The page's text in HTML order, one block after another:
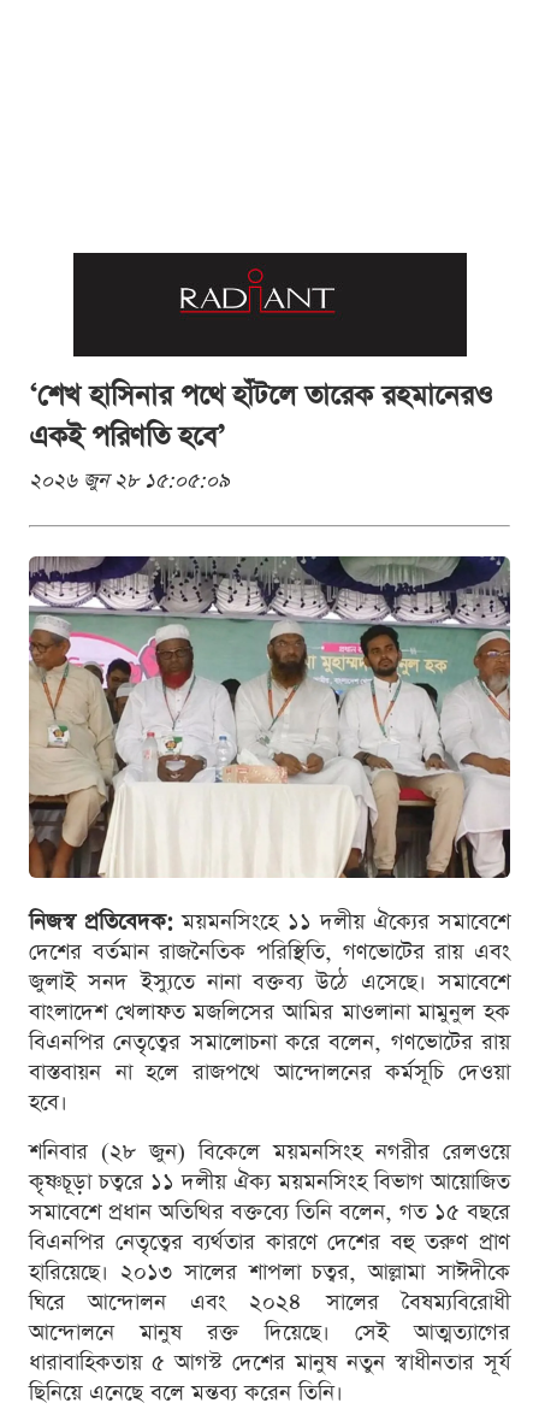
‘শেখ হাসিনার পথে হাঁটলে তারেক রহমানেরও
একই পরিণতি হবে’
২০২৬ জুন ২৮ ১৫:০৫:০৯
নিজস্ব প্রতিবেদক: ময়মনসিংহে ১১ দলীয় ঐক্যের সমাবেশে
দেশের বর্তমান রাজনৈতিক পরিস্থিতি, গণভোটের রায় এবং
জুলাই সনদ ইস্যুতে নানা বক্তব্য উঠে এসেছে। সমাবেশে
বাংলাদেশ খেলাফত মজলিসের আমির মাওলানা মামুনুল হক
বিএনপির নেতৃত্বের সমালোচনা করে বলেন, গণভোটের রায়
বাস্তবায়ন না হলে রাজপথে আন্দোলনের কর্মসূচি দেওয়া
হবে।
শনিবার (২৮ জুন) বিকেলে ময়মনসিংহ নগরীর রেলওয়ে
কৃষ্ণচূড়া চত্বরে ১১ দলীয় ঐক্য ময়মনসিংহ বিভাগ আয়োজিত
সমাবেশে প্রধান অতিথির বক্তব্যে তিনি বলেন, গত ১৫ বছরে
বিএনপির নেতৃত্বের ব্যর্থতার কারণে দেশের বহু তরুণ প্রাণ
হারিয়েছে। ২০১৩ সালের শাপলা চত্বর, আল্লামা সাঈদীকে
ঘিরে আন্দোলন এবং ২০২৪ সালের বৈষম্যবিরোধী
আন্দোলনে মানুষ রক্ত দিয়েছে। সেই আত্মত্যাগের
ধারাবাহিকতায় ৫ আগস্ট দেশের মানুষ নতুন স্বাধীনতার সূর্য
ছিনিয়ে এনেছে বলে মন্তব্য করেন তিনি।